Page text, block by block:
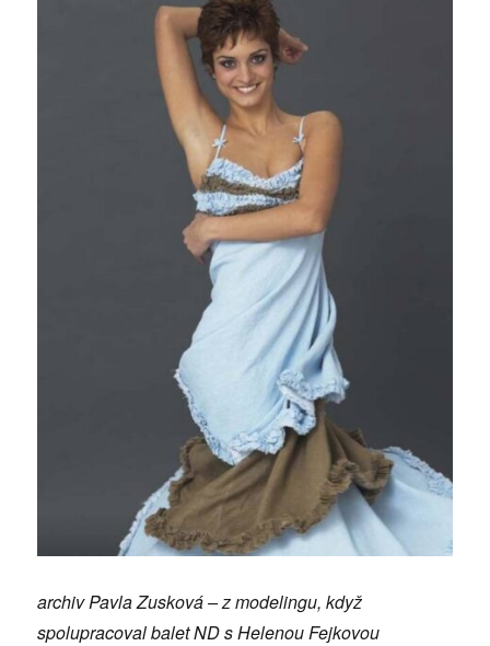
archiv Pavla Zusková – z modelingu, když
spolupracoval balet ND s Helenou Fejkovou